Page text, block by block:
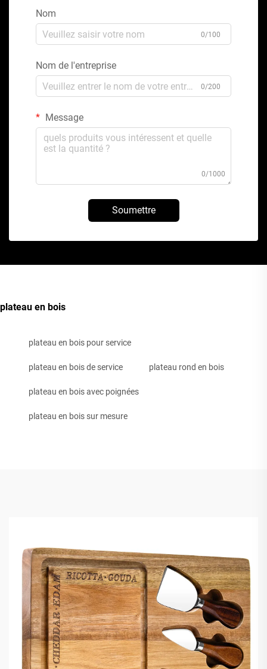
Nom
0/100
Nom de l'entreprise
0/200
Message
0/1000
Soumettre
plateau en bois
plateau en bois pour service
plateau en bois de service plateau rond en bois
plateau en bois avec poignées
plateau en bois sur mesure